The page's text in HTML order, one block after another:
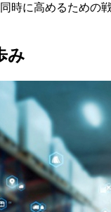
時に高めるための
み